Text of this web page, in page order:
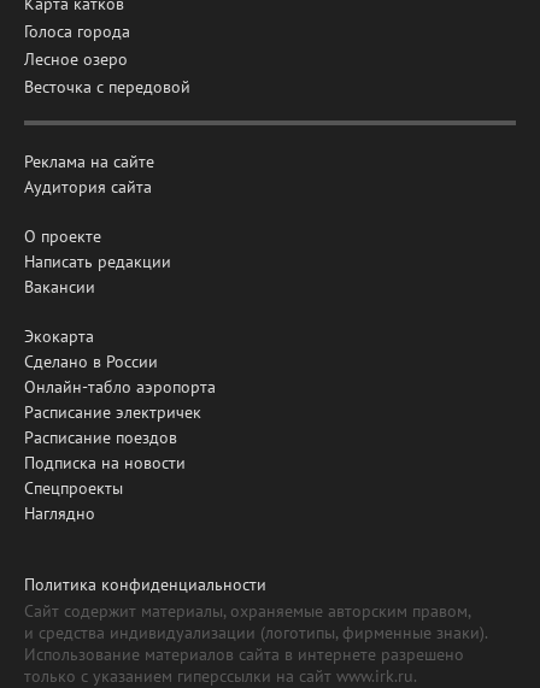
Голоса города
Лесное озеро
Весточка с передовой
Реклама на сайте
Аудитория сайта
О проекте
Написать редакции
Вакансии
Экокарта
Сделано в России
Онлайн-табло аэропорта
Расписание электричек
Расписание поездов
Подписка на новости
Спецпроекты
Наглядно
Политика конфиденциальности
Сайт содержит материалы, охраняемые авторским правом,
и средства индивидуализации (логотипы, фирменные знаки).
Использование материалов сайта в интернете разрешено
только с указанием гиперссылки на сайт www.irk.ru.